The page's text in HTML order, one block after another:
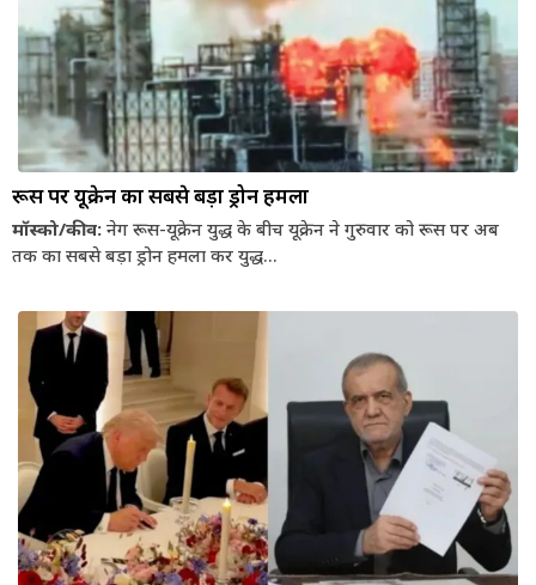
रूस पर यूक्रेन का सबसे बड़ा ड्रोन हमला
मॉस्को/कीव: नेग रूस-यूक्रेन युद्ध के बीच यूक्रेन ने गुरुवार को रूस पर अब
तक का सबसे बड़ा ड्रोन हमला कर युद्ध...